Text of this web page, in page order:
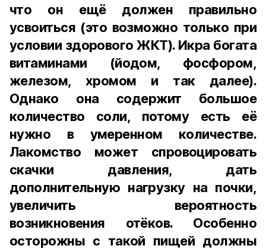
что он ещё должен правильно
усвоиться (это возможно только при
условии здорового ЖКТ). Икра богата
витаминами (йодом, фосфором,
железом, хромом и так далее).
Однако она содержит большое
количество соли, потому есть её
нужно в умеренном количестве.
Лакомство может спровоцировать
скачки давления, дать
дополнительную нагрузку на почки,
увеличить вероятность
возникновения отёков. Особенно
осторожны с такой пищей должны